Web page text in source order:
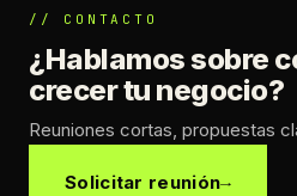
// CONTACTO
¿Hablamos sobre
crecer tu negocio?
Reuniones cortas, propuestas
Solicitar reunión